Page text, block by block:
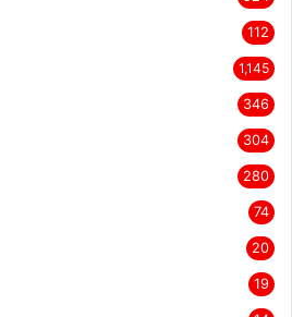
112
1,145
346
304
280
74
20
19